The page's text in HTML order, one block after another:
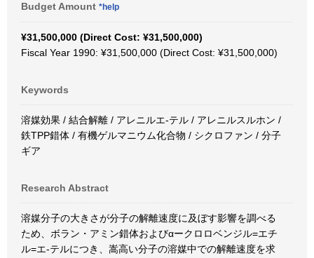
Budget Amount *help
¥31,500,000 (Direct Cost: ¥31,500,000)
Fiscal Year 1990: ¥31,500,000 (Direct Cost: ¥31,500,000)
Keywords
溶媒効果 / 結合解離 / アレニルエ-テル / アレニルスルホン /
鉄TPP錯体 / 有機ゲルマニウム化合物 / シクロファン / 分子
ギア
Research Abstract
溶媒分子の大きさが分子の解離速度に及ぼす影響を調べる
ため、ボラン・アミン錯体およびαークロロベンジル=エチ
ル=エ-テルにつき、嵩高い分子の溶媒中での解離速度を求